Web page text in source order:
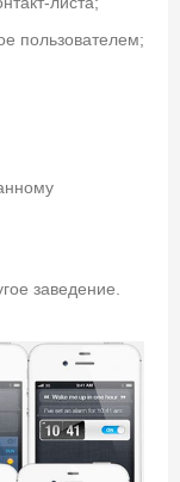
пользователем;
заведение.